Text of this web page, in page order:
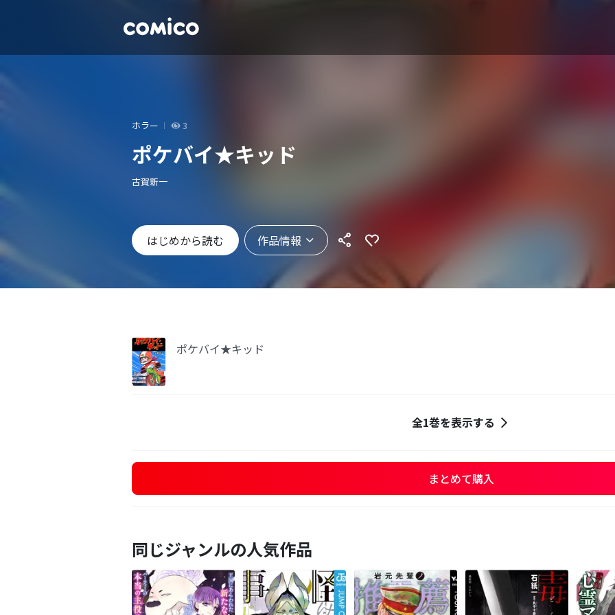
ホラー 3
ポケバイ★キッド
古賀新一
はじめから読む 作品情報
ポケバイ★キッド
全1巻を表示する
まとめて購入
同じジャンルの人気作品